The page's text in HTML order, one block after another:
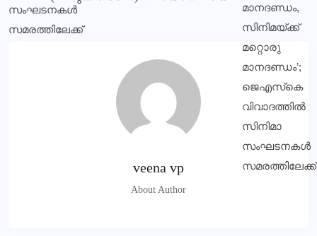
veena vp
About Author